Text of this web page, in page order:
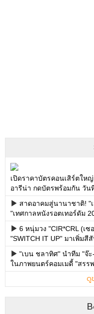
เปิดราคาบัตรคอนเสิร์ตให
อารีน่า กดบัตรพร้อมกัน วัน
สาดอาคมสู่นานาชาติ! "เ
"เทศกาลหนังรอตเทอร์ดัม
6 หนุ่มวง "CIR*CRL (เซ
"SWITCH IT UP" มาเพิ่ม
"เบน ชลาทิศ" นำทีม "จ๊ะ
ในภาพยนตร์คอมเมดี้ "สรร
ดู